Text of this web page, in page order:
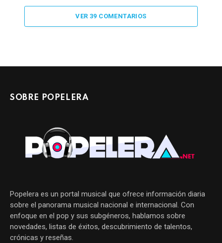
VER 39 COMENTARIOS
SOBRE POPELERA
Popelera es un portal musical que ofrece información diaria
sobre el panorama musical nacional e internacional. Con
enfoque en el pop y sus subgéneros, hablamos sobre
novedades, listas de éxitos, descubrimiento de talentos,
crónicas y reseñas.